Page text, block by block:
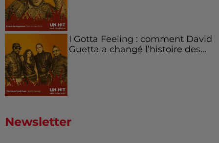
I Gotta Feeling : comment David
Guetta a changé l’histoire des...
Newsletter